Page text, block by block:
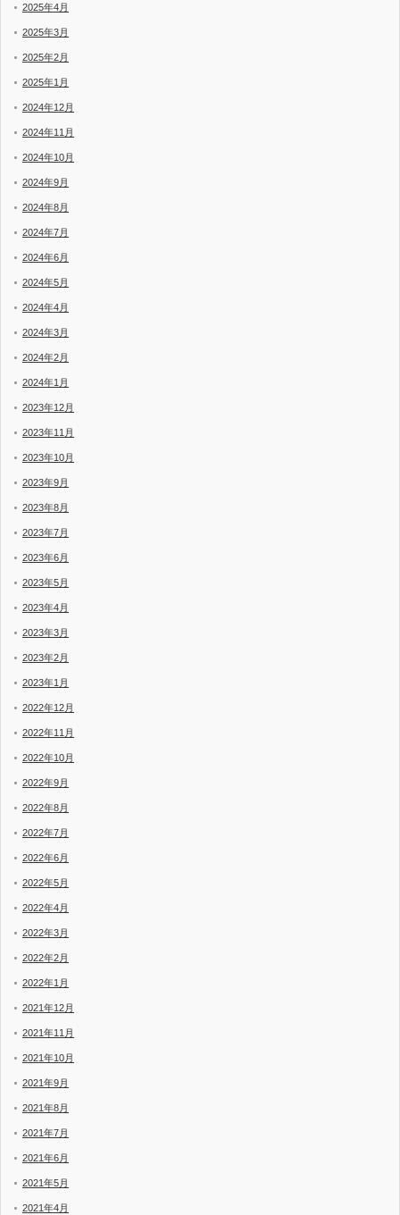
2025年4月
2025年3月
2025年2月
2025年1月
2024年12月
2024年11月
2024年10月
2024年9月
2024年8月
2024年7月
2024年6月
2024年5月
2024年4月
2024年3月
2024年2月
2024年1月
2023年12月
2023年11月
2023年10月
2023年9月
2023年8月
2023年7月
2023年6月
2023年5月
2023年4月
2023年3月
2023年2月
2023年1月
2022年12月
2022年11月
2022年10月
2022年9月
2022年8月
2022年7月
2022年6月
2022年5月
2022年4月
2022年3月
2022年2月
2022年1月
2021年12月
2021年11月
2021年10月
2021年9月
2021年8月
2021年7月
2021年6月
2021年5月
2021年4月